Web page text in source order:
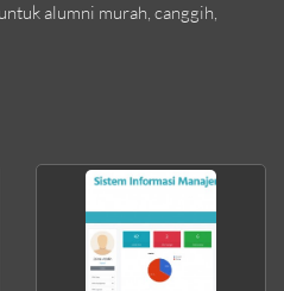
alumni murah, canggih,